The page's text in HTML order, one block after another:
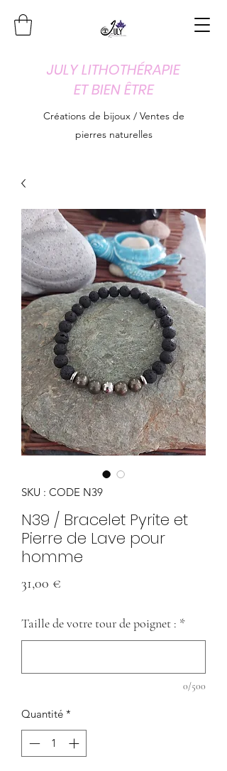
JULY LITHOTHÉRAPIE
ET BIEN ÊTRE
Créations de bijoux / Ventes de
pierres naturelles
SKU : CODE N39
N39 / Bracelet Pyrite et
Pierre de Lave pour
homme
31,00 €
Taille de votre tour de poignet : *
0/500
Quantité *